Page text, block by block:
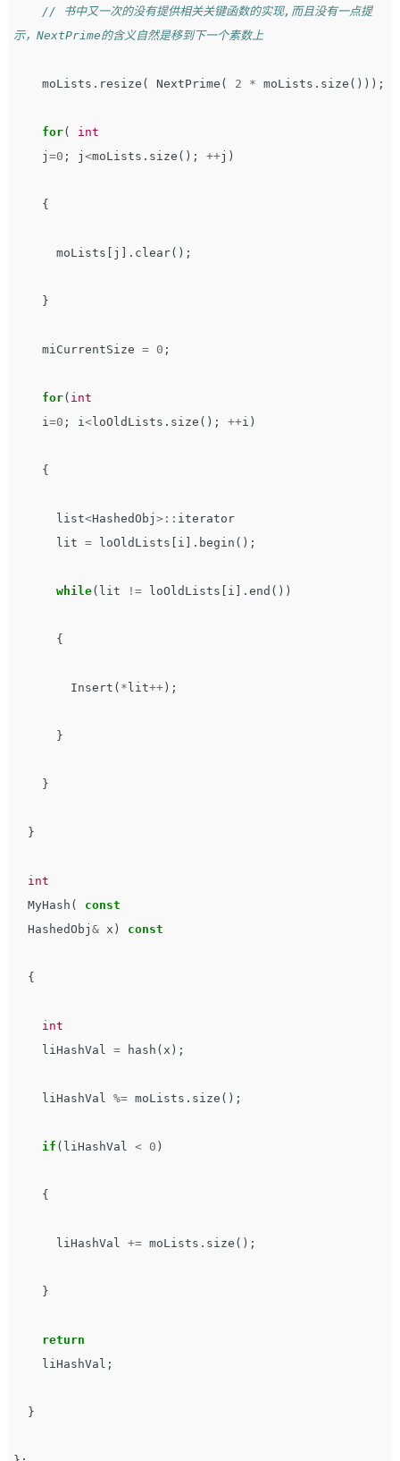
// 书中又一次的没有提供相关关键函数的实现,而且没有一点提
示，NextPrime的含义自然是移到下一个素数上
moLists . resize ( NextPrime ( 2 * moLists . size ()));
for(
int
j =0 ; j <moLists . size (); ++j )
{
moLists j ]. clear();
}
miCurrentSize = 0 ;
for( int
i=0 ; i< loOldLists . size (); ++i )
{
list<HashedObj >:: iterator
lit = loOldLists i ]. begin ();
while( lit != loOldLists i ]. end ())
{
Insert ( * lit++ );
}
}
}
int
MyHash (
const
HashedObj & x ) const
{
int
liHashVal = hash ( x );
liHashVal %= moLists . size ();
if ( liHashVal < 0 )
{
liHashVal += moLists . size ();
}
return
liHashVal ;
}